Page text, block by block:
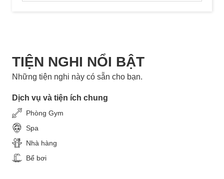
TIỆN NGHI NỔI BẬT
Những tiện nghi này có sẵn cho bạn.
Dịch vụ và tiện ích chung
Phòng Gym
Spa
Nhà hàng
Bể bơi